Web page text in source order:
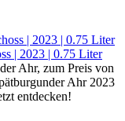
| 2023 | 0.75 Liter
Ahr, zum Preis von
Ahr 2023
entdecken!